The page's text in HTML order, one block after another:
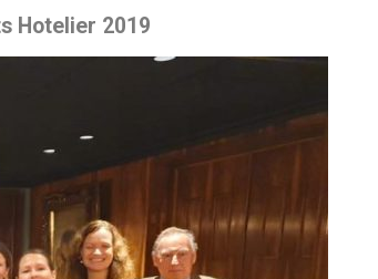
Hotelier 2019